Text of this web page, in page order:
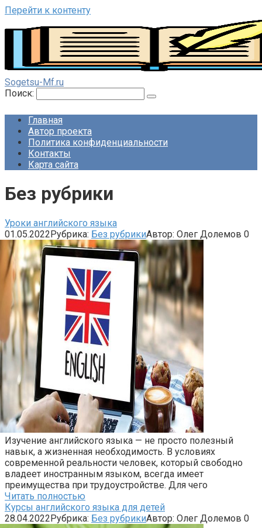
Перейти к контенту
Sogetsu-Mf.ru
Поиск:
Главная
Автор проекта
Политика конфиденциальности
Контакты
Карта сайта
Без рубрики
Уроки английского языка
01.05.2022Рубрика: Без рубрикиАвтор: Олег Долемов 0
Изучение английского языка — не просто полезный
навык, а жизненная необходимость. В условиях
современной реальности человек, который свободно
владеет иностранным языком, всегда имеет
преимущества при трудоустройстве. Для чего
Читать полностью
Курсы английского языка для детей
28.04.2022Рубрика: Без рубрикиАвтор: Олег Долемов 0